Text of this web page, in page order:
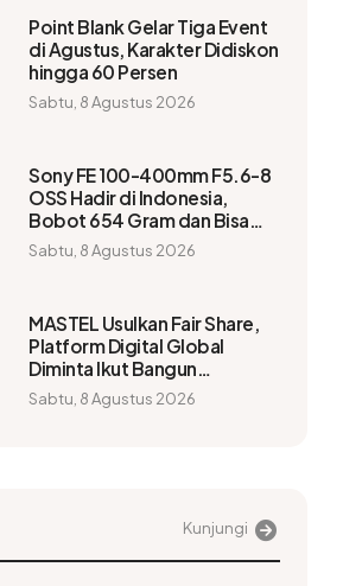
Point Blank Gelar Tiga Event
di Agustus, Karakter Didiskon
hingga 60 Persen
Sabtu, 8 Agustus 2026
Sony FE 100-400mm F5.6-8
OSS Hadir di Indonesia,
Bobot 654 Gram dan Bisa
Capai 1.200mm
Sabtu, 8 Agustus 2026
MASTEL Usulkan Fair Share,
Platform Digital Global
Diminta Ikut Bangun
Infrastruktur
Sabtu, 8 Agustus 2026
Kunjungi